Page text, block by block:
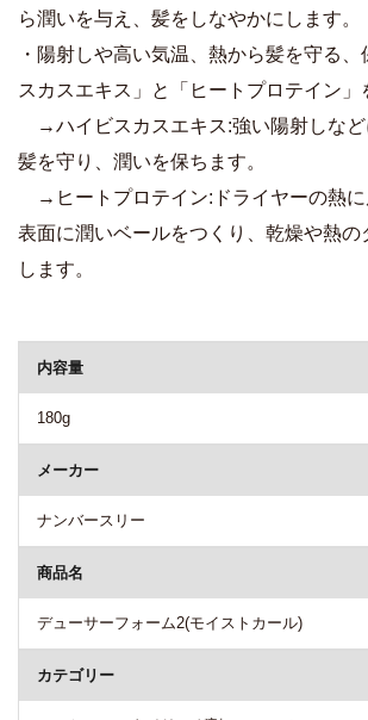
ら潤いを与え、髪をしなやかにします。
・陽射しや高い気温、熱から髪を守る
スカスエキス」と「ヒートプロテイン」
→ハイビスカスエキス:強い陽射しなど
髪を守り、潤いを保ちます。
→ヒートプロテイン:ドライヤーの熱に
表面に潤いベールをつくり、乾燥や熱の
します。
内容量
180g
メーカー
ナンバースリー
商品名
デューサーフォーム2(モイストカール)
カテゴリー